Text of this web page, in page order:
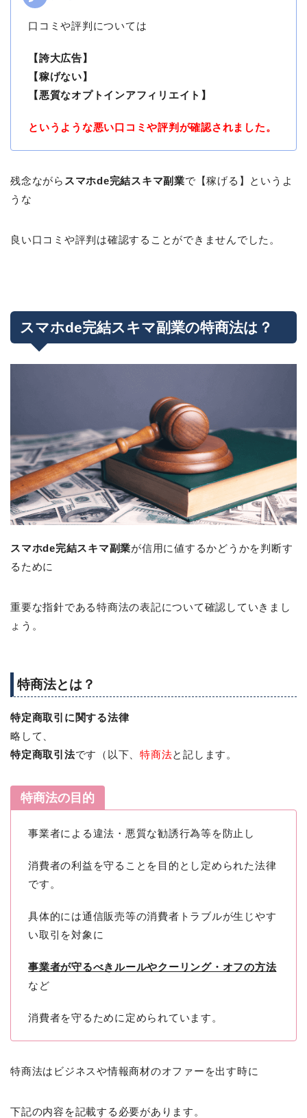
口コミや評判については
【誇大広告】
【稼げない】
【悪質なオプトインアフィリエイト】
というような悪い口コミや評判が確認されました。
残念ながら スマホde完結スキマ副業で【稼げる】というよ
うな
良い口コミや評判は確認することができませんでした。
スマホde完結スキマ副業の特商法は？
スマホde完結スキマ副業が信用に値するかどうかを判断す
るために
重要な指針である特商法の表記について確認していきまし
ょう。
特商法とは？
特定商取引に関する法律
略して、
特定商取引法です（以下、特商法と記します。
特商法の目的
事業者による違法・悪質な勧誘行為等を防止し
消費者の利益を守ることを目的とし定められた法律
です。
具体的には通信販売等の消費者トラブルが生じやす
い取引を対象に
事業者が守るべきルールやクーリング・オフの方法
など
消費者を守るために定められています。
特商法はビジネスや情報商材のオファーを出す時に
下記の内容を記載する必要があります。